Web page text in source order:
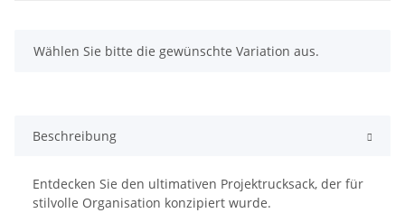
x
Wählen Sie bitte die gewünschte Variation aus.
Beschreibung
Entdecken Sie den ultimativen Projektrucksack, der für
stilvolle Organisation konzipiert wurde.